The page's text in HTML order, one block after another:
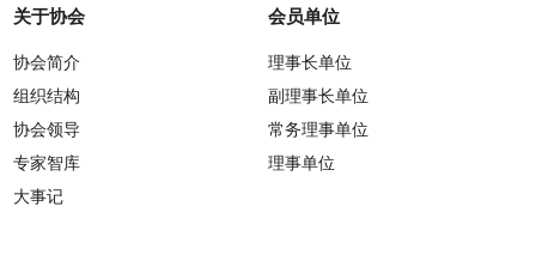
关于协会
协会简介
组织结构
协会领导
专家智库
大事记
会员单位
理事长单位
副理事长单位
常务理事单位
理事单位